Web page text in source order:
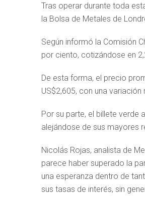
Tras operar durante toda
la Bolsa de Metales de
Según informó la Comisión
por ciento, cotizándose en
De esta forma, el precio
US$2,605, con una
Por su parte, el billete verde
alejándose de sus mayores
Nicolás Rojas, analista de
parece haber superado la
una esperanza dentro de
sus tasas de interés, sin